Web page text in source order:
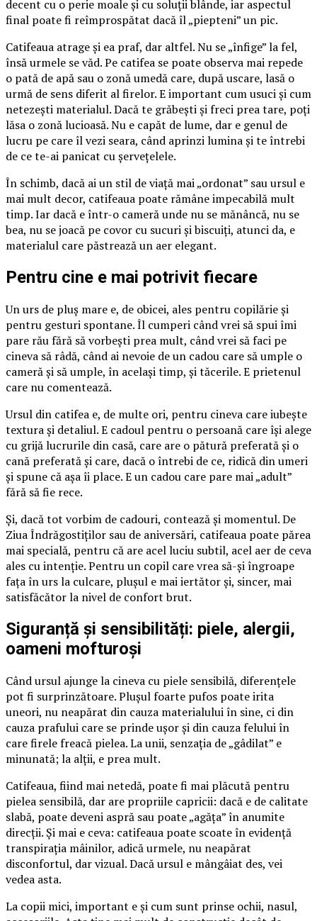
decent cu o perie moale și cu soluții blânde, iar aspectul
final poate fi reîmprospătat dacă îl „piepteni” un pic.
Catifeaua atrage și ea praf, dar altfel. Nu se „înfige” la fel,
însă urmele se văd. Pe catifea se poate observa mai repede
o pată de apă sau o zonă umedă care, după uscare, lasă o
urmă de sens diferit al firelor. E important cum usuci și cum
netezești materialul. Dacă te grăbești și freci prea tare, poți
lăsa o zonă lucioasă. Nu e capăt de lume, dar e genul de
lucru pe care îl vezi seara, când aprinzi lumina și te întrebi
de ce te-ai panicat cu șervețelele.
În schimb, dacă ai un stil de viață mai „ordonat” sau ursul e
mai mult decor, catifeaua poate rămâne impecabilă mult
timp. Iar dacă e într-o cameră unde nu se mănâncă, nu se
bea, nu se joacă pe covor cu sucuri și biscuiți, atunci da, e
materialul care păstrează un aer elegant.
Pentru cine e mai potrivit fiecare
Un urs de pluș mare e, de obicei, ales pentru copilărie și
pentru gesturi spontane. Îl cumperi când vrei să spui îmi
pare rău fără să vorbești prea mult, când vrei să faci pe
cineva să râdă, când ai nevoie de un cadou care să umple o
cameră și să umple, în același timp, și tăcerile. E prietenul
care nu comentează.
Ursul din catifea e, de multe ori, pentru cineva care iubește
textura și detaliul. E cadoul pentru o persoană care își alege
cu grijă lucrurile din casă, care are o pătură preferată și o
cană preferată și care, dacă o întrebi de ce, ridică din umeri
și spune că așa îi place. E un cadou care pare mai „adult”
fără să fie rece.
Și, dacă tot vorbim de cadouri, contează și momentul. De
Ziua Îndrăgostiților sau de aniversări, catifeaua poate părea
mai specială, pentru că are acel luciu subtil, acel aer de ceva
ales cu intenție. Pentru un copil care vrea să-și îngroape
fața în urs la culcare, plușul e mai iertător și, sincer, mai
satisfăcător la nivel de confort brut.
Siguranță și sensibilități: piele, alergii,
oameni mofturoși
Când ursul ajunge la cineva cu piele sensibilă, diferențele
pot fi surprinzătoare. Plușul foarte pufos poate irita
uneori, nu neapărat din cauza materialului în sine, ci din
cauza prafului care se prinde ușor și din cauza felului în
care firele freacă pielea. La unii, senzația de „gâdilat” e
minunată; la alții, e prea mult.
Catifeaua, fiind mai netedă, poate fi mai plăcută pentru
pielea sensibilă, dar are propriile capricii: dacă e de calitate
slabă, poate deveni aspră sau poate „agăța” în anumite
direcții. Și mai e ceva: catifeaua poate scoate în evidență
transpirația mâinilor, adică urmele, nu neapărat
disconfortul, dar vizual. Dacă ursul e mângâiat des, vei
vedea asta.
La copii mici, important e și cum sunt prinse ochii, nasul,